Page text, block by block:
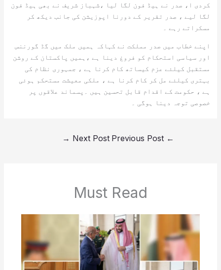
کردی ا، صدر نے ہیڈ فون لگا لیا ،شہباز شریف نے بھی ہیڈ فون
لگا لیے ، صدر تقریر کے دورنا اپوزیشن کی جانب دیکھ کر
مسکراتے رہے ۔
اپنے خطاب میں صدر مملکت نے کہاکہ ہمیں ملک میں گڈ گورننس
اور سیاسی استحکام کو فروغ دینا ہے ،ہمیں پاکستان کے روشن
مستقبل کیلئے عزم کیساتھ کام کرنا ہے ، جمہوری نظام کی
بہتری کیلئے مل کر کام کرنا ہے ، ملکی معیشت مستحکم ہوئی
ہے ، حکومت کے اقدام قابل تحسین ہیں ۔پسماند علاقوں پر
خصوصی توجہ دینا ہوگی ۔
←
Next Post
→
Must Read